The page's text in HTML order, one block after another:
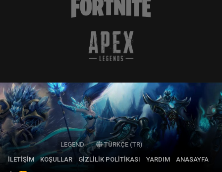
LEGEND
TÜRKÇE (TR)
İLETIŞIM
KOŞULLAR GIZLILIK POLITIKASI YARDIM ANASAYFA